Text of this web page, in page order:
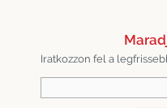
Iratkozzon fel a